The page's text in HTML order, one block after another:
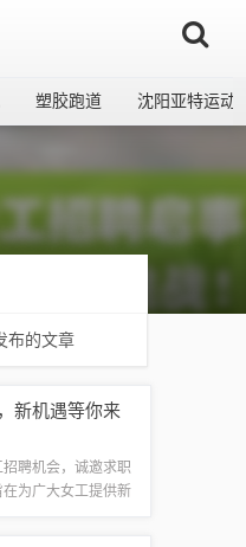
塑胶跑道 沈阳亚特运动
布的文章
新机遇等你来
聘机会，诚邀求职
为广大女工提供新